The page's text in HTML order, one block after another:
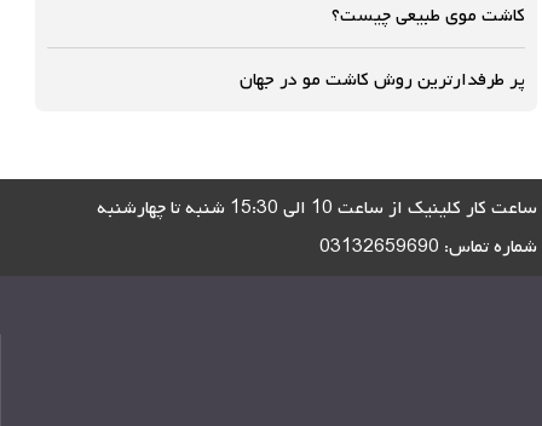
کاشت موی طبیعی چیست؟
پر طرفدارترین روش کاشت مو در جهان
ساعت کار کلینیک از ساعت 10 الی 15:30 شنبه تا چهارشنبه
شماره تماس: 03132659690